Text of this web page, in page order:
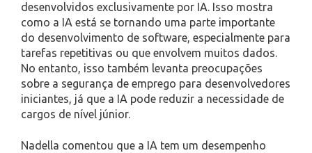
desenvolvidos exclusivamente por IA. Isso mostra
como a IA está se tornando uma parte importante
do desenvolvimento de software, especialmente para
tarefas repetitivas ou que envolvem muitos dados.
No entanto, isso também levanta preocupações
sobre a segurança de emprego para desenvolvedores
iniciantes, já que a IA pode reduzir a necessidade de
cargos de nível júnior.
Nadella comentou que a IA tem um desempenho